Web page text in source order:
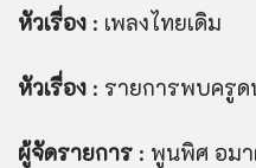
หัวเรื่อง : เพลงไทยเดิม
หัวเรื่อง : รายการพบครู
ผู้จัดรายการ : พูนพิศ อม